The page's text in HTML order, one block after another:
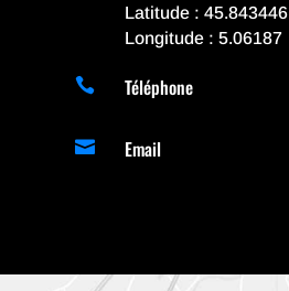
Latitude : 45.843446
Longitude : 5.06187
 Téléphone
 Email